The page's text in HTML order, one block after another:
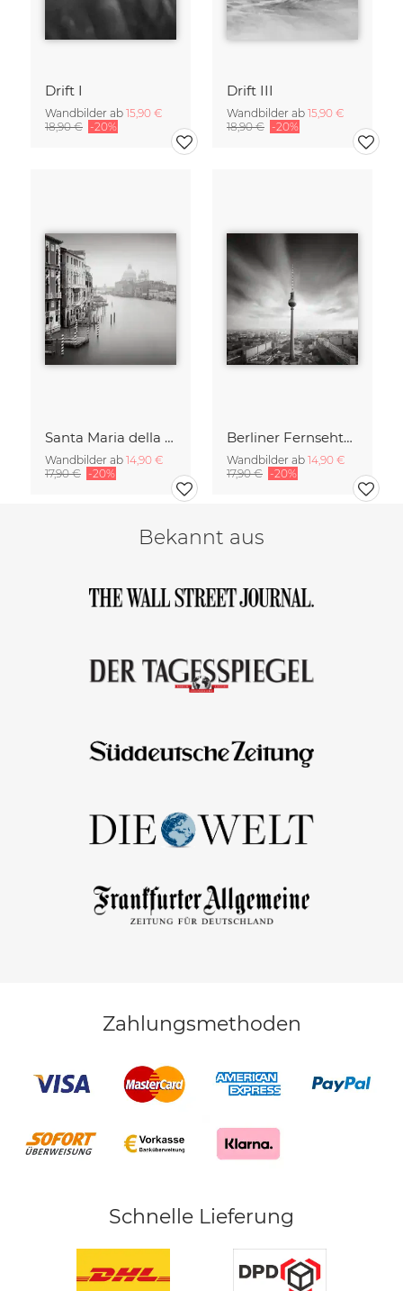
Drift I
Wandbilder ab 15,90 €
18,90 € -20%
Drift III
Wandbilder ab 15,90 €
18,90 € -20%
Santa Maria della Salute
Wandbilder ab 14,90 €
17,90 € -20%
Berliner Fernsehturm
Wandbilder ab 14,90 €
17,90 € -20%
Bekannt aus
Zahlungsmethoden
Schnelle Lieferung